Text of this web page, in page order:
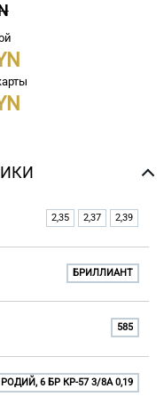
2,35 2,37 2,39
БРИЛЛИАНТ
585
РОДИЙ, 6 БР КР-57 3/8A 0,19